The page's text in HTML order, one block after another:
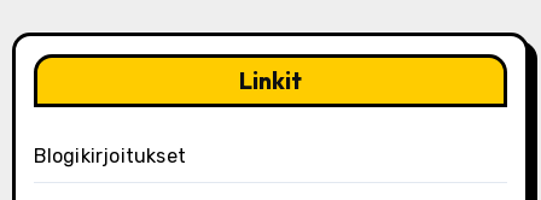
Linkit
Blogikirjoitukset